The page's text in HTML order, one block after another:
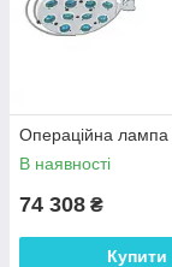
Операційна лампа
В наявності
74 308 ₴
Купити